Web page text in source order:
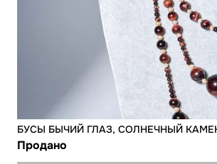
БУСЫ БЫЧИЙ ГЛАЗ, СОЛНЕЧНЫЙ
Продано